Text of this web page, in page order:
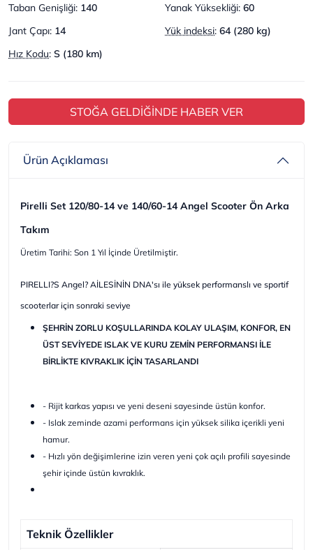
Taban Genişliği: 140 Yanak Yüksekliği: 60
Jant Çapı: 14 Yük indeksi: 64 (280 kg)
Hız Kodu: S (180 km)
STOĞA GELDİĞİNDE HABER VER
Ürün Açıklaması
Pirelli Set 120/80-14 ve 140/60-14 Angel Scooter Ön Arka
Takım
Üretim Tarihi: Son 1 Yıl İçinde Üretilmiştir.
PIRELLI?S Angel? AİLESİNİN DNA'sı ile yüksek performanslı ve sportif
scooterlar için sonraki seviye
ŞEHRİN ZORLU KOŞULLARINDA KOLAY ULAŞIM, KONFOR, EN
ÜST SEVİYEDE ISLAK VE KURU ZEMİN PERFORMANSI İLE
BİRLİKTE KIVRAKLIK İÇİN TASARLANDI
- Rijit karkas yapısı ve yeni deseni sayesinde üstün konfor.
- Islak zeminde azami performans için yüksek silika içerikli yeni
hamur.
- Hızlı yön değişimlerine izin veren yeni çok açılı profili sayesinde
şehir içinde üstün kıvraklık.
Teknik Özellikler